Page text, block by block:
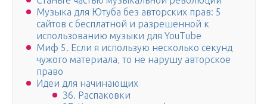
Музыка для Ютуба без авторских прав: 5
сайтов с бесплатной и разрешенной к
использованию музыки для YouTube
Миф 5. Если я использую несколько секунд
чужого материала, то не нарушу авторское
право
Идеи для начинающих
36. Распаковки